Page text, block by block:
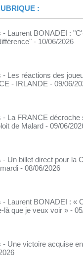
:
- Laurent BONADEI :
- 10/06/2026
- Les réactions des
- IRLANDE - 09/06/
- La FRANCE décroche
de Malard - 09/06/
- Un billet direct pour la
- 08/06/2026
- Laurent BONADEI : «
là que je veux voir » -
- Une victoire acquise